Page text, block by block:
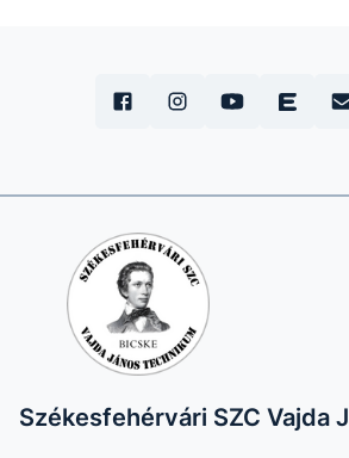
Székesfehérvári SZC Vajda